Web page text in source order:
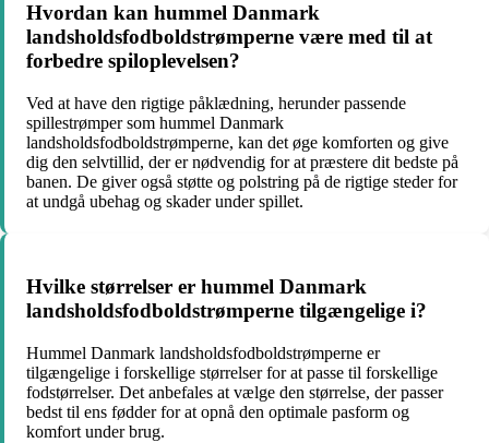
Hvordan kan hummel Danmark
landsholdsfodboldstrømperne være med til at
forbedre spiloplevelsen?
Ved at have den rigtige påklædning, herunder passende
spillestrømper som hummel Danmark
landsholdsfodboldstrømperne, kan det øge komforten og give
dig den selvtillid, der er nødvendig for at præstere dit bedste på
banen. De giver også støtte og polstring på de rigtige steder for
at undgå ubehag og skader under spillet.
Hvilke størrelser er hummel Danmark
landsholdsfodboldstrømperne tilgængelige i?
Hummel Danmark landsholdsfodboldstrømperne er
tilgængelige i forskellige størrelser for at passe til forskellige
fodstørrelser. Det anbefales at vælge den størrelse, der passer
bedst til ens fødder for at opnå den optimale pasform og
komfort under brug.